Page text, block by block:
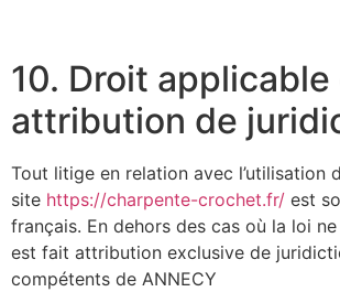
10. Droit applicable
attribution de
Tout litige en relation avec l’utilisation
site https://charpente-crochet.fr/ est
français. En dehors des cas où la loi
est fait attribution exclusive de
compétents de ANNECY